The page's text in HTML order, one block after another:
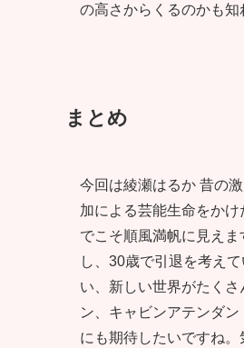
の高さからくるのかも知
まとめ
今回は綾瀬はるか 昔の
加による芸能生命をか
でこそ順風満帆に見え
し、30歳で引退を考え
い、新しい世界がたく
ン、キャビンアテンダ
にも期待したいですね。